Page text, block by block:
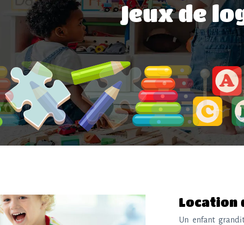
Jeux de
Location
Un enfant